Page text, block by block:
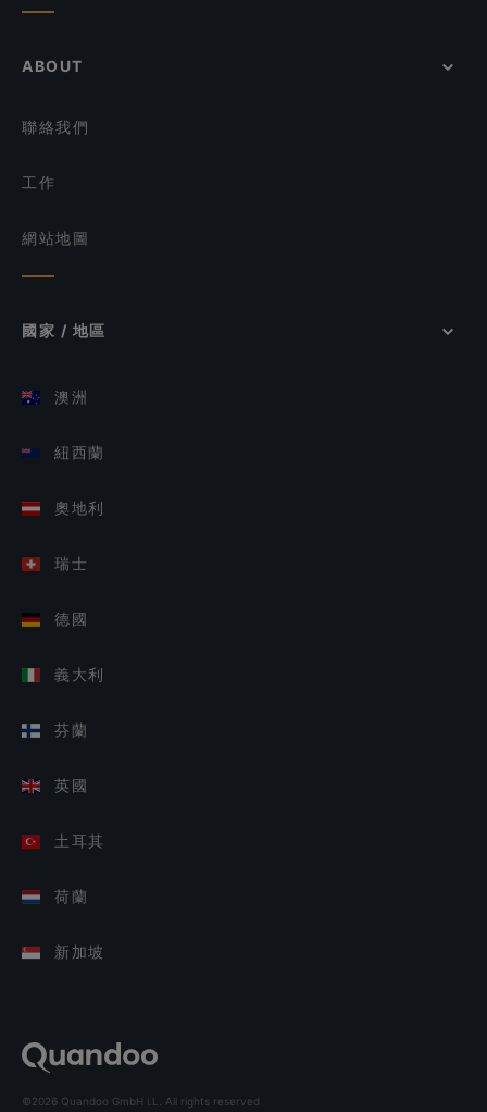
ABOUT
聯絡我們
工作
網站地圖
國家 / 地區
澳洲
紐西蘭
奧地利
瑞士
德國
義大利
芬蘭
英國
土耳其
荷蘭
新加坡
©2026 Quandoo GmbH i.L. All rights reserved